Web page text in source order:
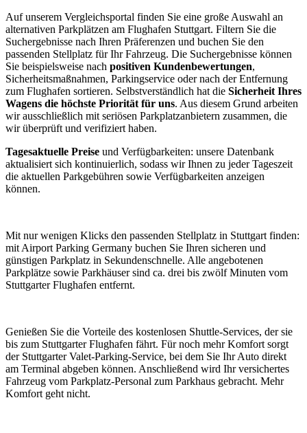
Auf unserem Vergleichsportal finden Sie eine große Auswahl an
alternativen Parkplätzen am Flughafen Stuttgart. Filtern Sie die
Suchergebnisse nach Ihren Präferenzen und buchen Sie den
passenden Stellplatz für Ihr Fahrzeug. Die Suchergebnisse können
Sie beispielsweise nach positiven Kundenbewertungen,
Sicherheitsmaßnahmen, Parkingservice oder nach der Entfernung
zum Flughafen sortieren. Selbstverständlich hat die Sicherheit Ihres
Wagens die höchste Priorität für uns. Aus diesem Grund arbeiten
wir ausschließlich mit seriösen Parkplatzanbietern zusammen, die
wir überprüft und verifiziert haben.
Tagesaktuelle Preise und Verfügbarkeiten: unsere Datenbank
aktualisiert sich kontinuierlich, sodass wir Ihnen zu jeder Tageszeit
die aktuellen Parkgebühren sowie Verfügbarkeiten anzeigen
können.
Mit nur wenigen Klicks den passenden Stellplatz in Stuttgart finden:
mit Airport Parking Germany buchen Sie Ihren sicheren und
günstigen Parkplatz in Sekundenschnelle. Alle angebotenen
Parkplätze sowie Parkhäuser sind ca. drei bis zwölf Minuten vom
Stuttgarter Flughafen entfernt.
Genießen Sie die Vorteile des kostenlosen Shuttle-Services, der sie
bis zum Stuttgarter Flughafen fährt. Für noch mehr Komfort sorgt
der Stuttgarter Valet-Parking-Service, bei dem Sie Ihr Auto direkt
am Terminal abgeben können. Anschließend wird Ihr versichertes
Fahrzeug vom Parkplatz-Personal zum Parkhaus gebracht. Mehr
Komfort geht nicht.